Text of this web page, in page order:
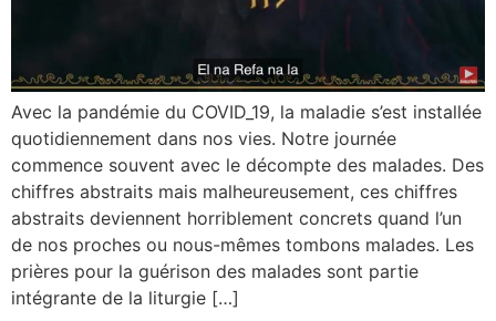
Avec la pandémie du COVID_19, la maladie s’est installée
quotidiennement dans nos vies. Notre journée
commence souvent avec le décompte des malades. Des
chiffres abstraits mais malheureusement, ces chiffres
abstraits deviennent horriblement concrets quand l’un
de nos proches ou nous-mêmes tombons malades. Les
prières pour la guérison des malades sont partie
intégrante de la liturgie […]